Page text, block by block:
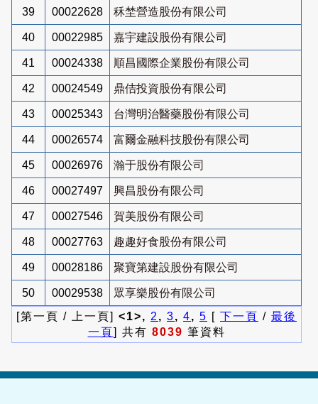
39 00022628 秝埜營造股份有限公司
40 00022985 嘉宇建設股份有限公司
41 00024338 順昌國際企業股份有限公司
42 00024549 鼎佶投資股份有限公司
43 00025343 台灣明治醫藥股份有限公司
44 00026574 富爾金融科技股份有限公司
45 00026976 瀚于股份有限公司
46 00027497 興昌股份有限公司
47 00027546 賀美股份有限公司
48 00027763 趣趣好食股份有限公司
49 00028186 聚寶第建設股份有限公司
50 00029538
眾享樂股份有限公司
[第一頁 / 上一頁] <1>, 2 , 3, 4, 5 [ 下一頁 / 最後
一頁] 共有 8039 筆資料